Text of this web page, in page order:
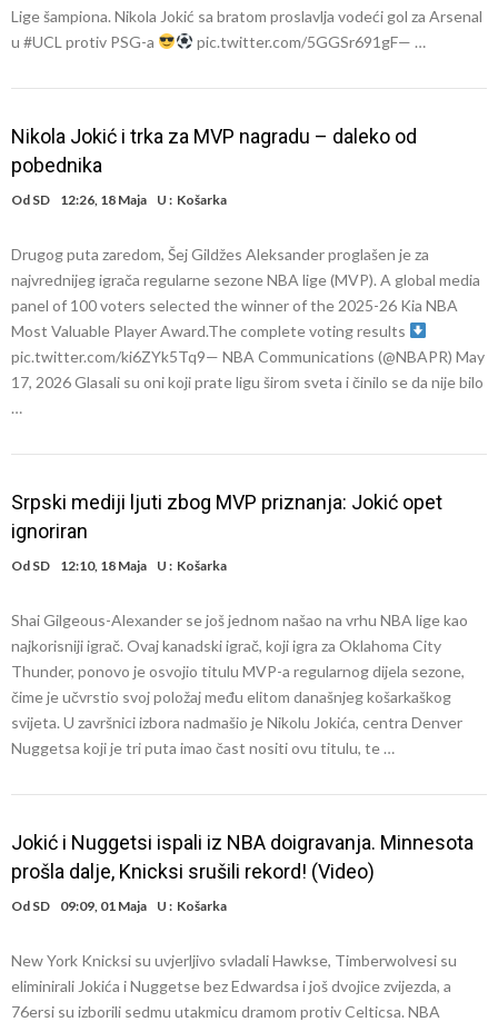
Lige šampiona. Nikola Jokić sa bratom proslavlja vodeći gol za Arsenal
u #UCL protiv PSG-a
pic.twitter.com/5GGSr691gF— …
Nikola Jokić i trka za MVP nagradu – daleko od
pobednika
Od SD 12:26, 18 Maja U : Košarka
Drugog puta zaredom, Šej Gildžes Aleksander proglašen je za
najvrednijeg igrača regularne sezone NBA lige (MVP). A global media
panel of 100 voters selected the winner of the 2025-26 Kia NBA
Most Valuable Player Award.The complete voting results
pic.twitter.com/ki6ZYk5Tq9— NBA Communications (@NBAPR) May
17, 2026 Glasali su oni koji prate ligu širom sveta i činilo se da nije bilo
…
Srpski mediji ljuti zbog MVP priznanja: Jokić opet
ignoriran
Od SD 12:10, 18 Maja U : Košarka
Shai Gilgeous-Alexander se još jednom našao na vrhu NBA lige kao
najkorisniji igrač. Ovaj kanadski igrač, koji igra za Oklahoma City
Thunder, ponovo je osvojio titulu MVP-a regularnog dijela sezone,
čime je učvrstio svoj položaj među elitom današnjeg košarkaškog
svijeta. U završnici izbora nadmašio je Nikolu Jokića, centra Denver
Nuggetsa koji je tri puta imao čast nositi ovu titulu, te …
Jokić i Nuggetsi ispali iz NBA doigravanja. Minnesota
prošla dalje, Knicksi srušili rekord! (Video)
Od SD 09:09, 01 Maja U : Košarka
New York Knicksi su uvjerljivo svladali Hawkse, Timberwolvesi su
eliminirali Jokića i Nuggetse bez Edwardsa i još dvojice zvijezda, a
76ersi su izborili sedmu utakmicu dramom protiv Celticsa. NBA